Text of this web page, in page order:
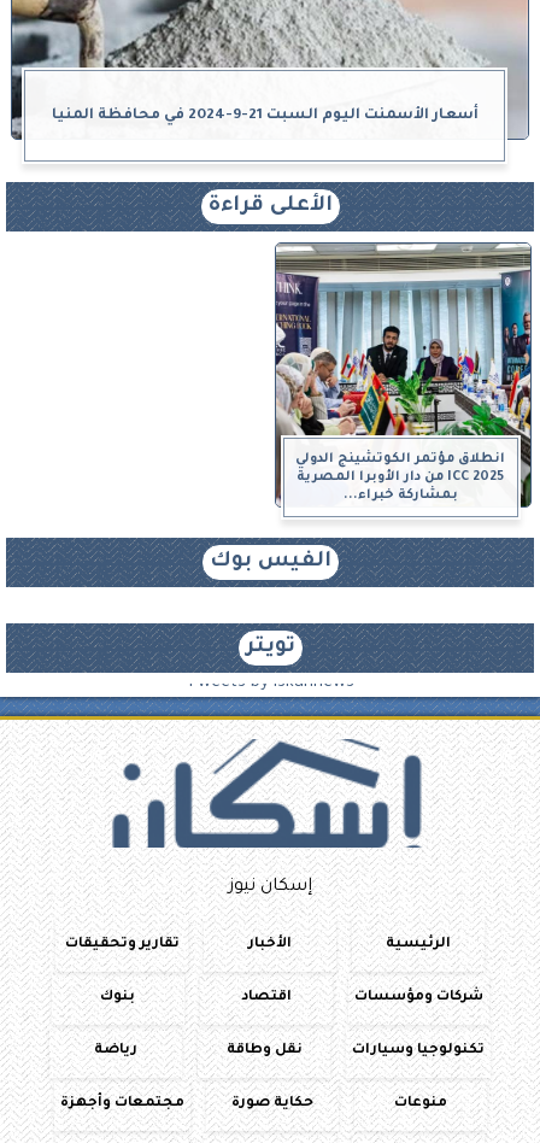
أسعار الأسمنت اليوم السبت 21-9-2024 في محافظة المنيا
الأعلى قراءة
انطلاق مؤتمر الكوتشينج الدولي
ICC 2025 من دار الأوبرا المصرية
بمشاركة خبراء...
الفيس بوك
تويتر
Tweets by iskannews
إسكان نيوز
الرئيسية الأخبار تقارير وتحقيقات
شركات ومؤسسات اقتصاد بنوك
تكنولوجيا وسيارات نقل وطاقة رياضة
منوعات حكاية صورة مجتمعات وأجهزة